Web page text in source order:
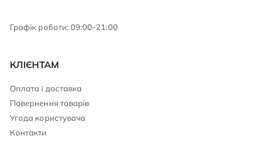
Графік роботи: 09:00-21:00
КЛІЄНТАМ
Оплата і доставка
Повернення товарів
Угода користувача
Контакти